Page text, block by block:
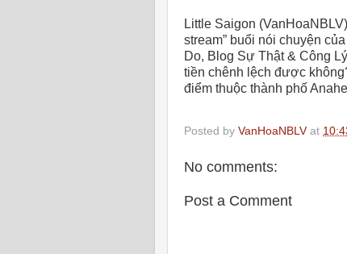
Little Saigon
stream” buổi nói chuyện
Do, Blog Sự Thật & Công
tiền chênh lệch được
điểm thuộc thành phố
Posted by VanHoaNBLV at
No comments:
Post a Comment